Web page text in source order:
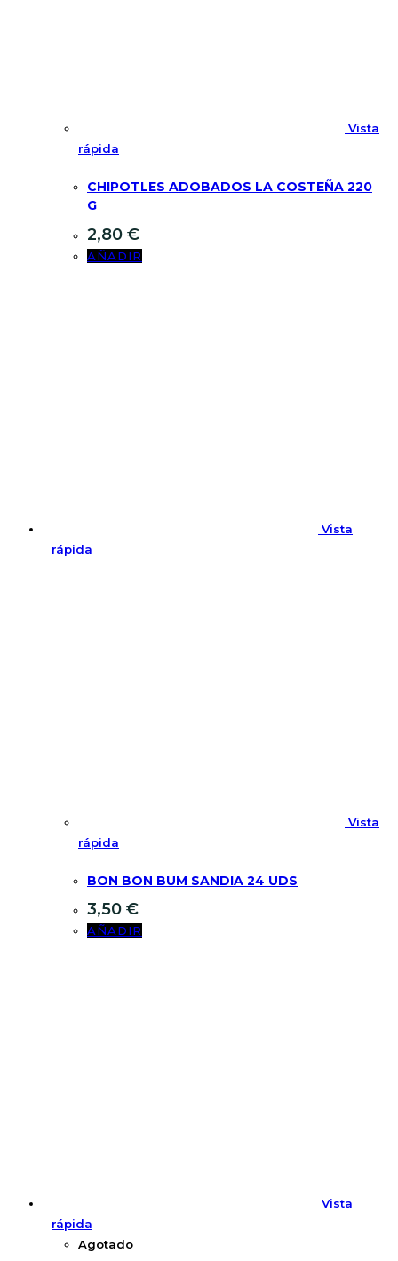
Vista
rápida
CHIPOTLES ADOBADOS LA COSTEÑA 220
G
2,80 €
AÑADIR
Vista
rápida
Vista
rápida
BON BON BUM SANDIA 24 UDS
3,50 €
AÑADIR
Vista
rápida
Agotado